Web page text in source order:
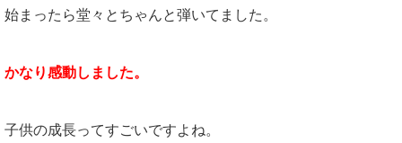
始まったら堂々とちゃんと弾いてました。
かなり感動しました。
子供の成長ってすごいですよね。